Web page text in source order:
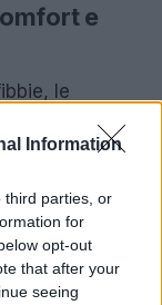
Information
third parties, or
for
opt-out
that after your
seeing
e
le
perfetta. Con
modelli in
non
un po’ di